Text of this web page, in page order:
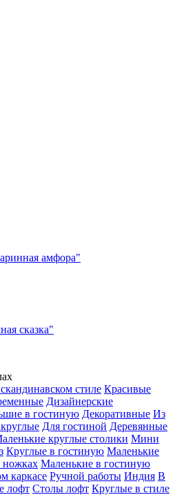
амфора"
сказка"
стиле Красивые
Дизайнерские
в гостиную Декоративные Из
Для гостиной Деревянные
круглые столики Мини
Круглые в гостиную Маленькие
ножках Маленькие в гостиную
каркасе Ручной работы Индия В
лофт Столы лофт Круглые в стиле